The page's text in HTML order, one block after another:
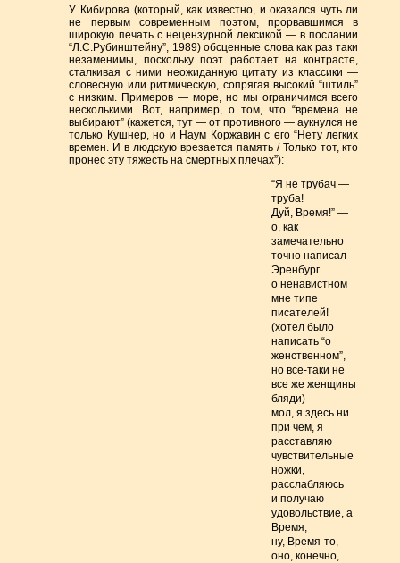
У Кибирова (который, как известно, и оказался чуть ли
не первым современным поэтом, прорвавшимся в
широкую печать с нецензурной лексикой — в послании
“Л.С.Рубинштейну”, 1989) обсценные слова как раз таки
незаменимы, поскольку поэт работает на контрасте,
сталкивая с ними неожиданную цитату из классики —
словесную или ритмическую, сопрягая высокий “штиль”
с низким. Примеров — море, но мы ограничимся всего
несколькими. Вот, например, о том, что “времена не
выбирают” (кажется, тут — от противного — аукнулся не
только Кушнер, но и Наум Коржавин с его “Нету легких
времен. И в людскую врезается память / Только тот, кто
пронес эту тяжесть на смертных плечах”):
“Я не трубач —
труба!
Дуй, Время!” —
о, как
замечательно
точно написал
Эренбург
о ненавистном
мне типе
писателей!
(хотел было
написать “о
женственном”,
но все-таки не
все же женщины
бляди)
мол, я здесь ни
при чем, я
расставляю
чувствительные
ножки,
расслабляюсь
и получаю
удовольствие, а
Время,
ну, Время-то,
оно, конечно,